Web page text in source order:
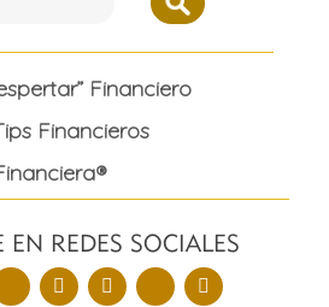
Financiero
Financieros
EN REDES SOCIALES